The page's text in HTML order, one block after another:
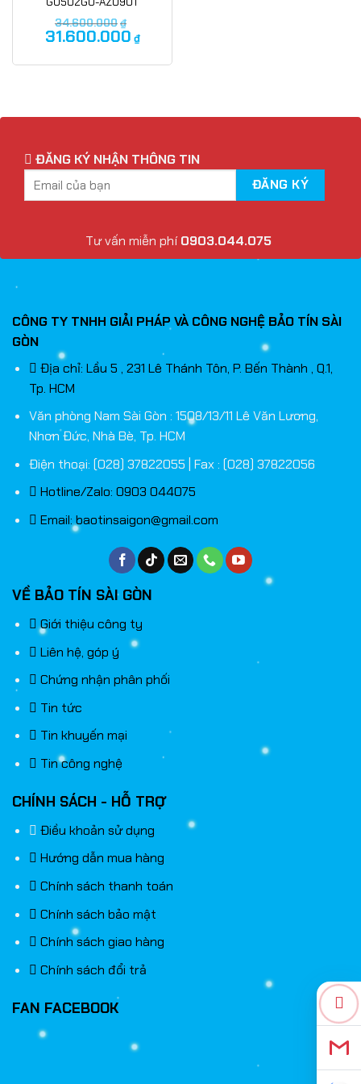
Gaming
34.600.000₫
31.600.000 ₫
ĐĂNG KÝ NHẬN THÔNG TIN
Tư vấn miễn phí0903.044.075
CÔNG TY TNHH GIẢI PHÁP VÀ CÔNG NGHỆ BẢO TÍN SÀI
GÒN
Địa chỉ: Lầu 5 , 231 Lê Thánh Tôn, P. Bến Thành , Q.1,
Tp. HCM
Văn phòng Nam Sài Gòn : 1508/13/11 Lê Văn Lương,
Nhơn Đức, Nhà Bè, Tp. HCM
Điện thoại: (028) 37822055 | Fax : (028) 37822056
Hotline/Zalo: 0903 044075
Email:baotinsaigon@gmail.com
VỀ BẢO TÍN SÀI GÒN
Giới thiệu công ty
Liên hệ, góp ý
Chứng nhận phân phối
Tin tức
Tin khuyến mại
Tin công nghệ
CHÍNH SÁCH - HỖ TRỢ
Điều khoản sử dụng
Hướng dẫn mua hàng
Chính sách thanh toán
Chính sách bảo mật
Chính sách giao hàng
Chính sách đổi trả
FAN FACEBOOK